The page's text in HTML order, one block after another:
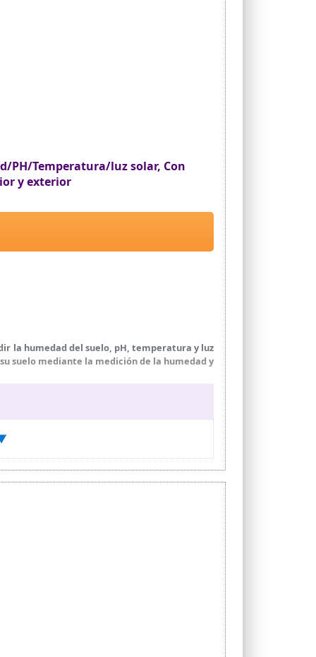
PH/Temperatura/luz solar, Con
y exterior
la humedad del suelo, pH, temperatura y luz
suelo mediante la medición de la humedad y
rapidez y precisión el pH, la humedad y la
saber cuándo regar, para controlar la
para leer los datos intuitivos, y obtendrá una
cualquier líquido. Al medir el suelo, si el
prueba de suelo y espere 10 minutos, de lo
los datos a través de valores específicos y
de su suelo. El diseño de la cabeza
agacharse.
El instrumento de medición de plantas se
a proporcionar a los clientes un servicio